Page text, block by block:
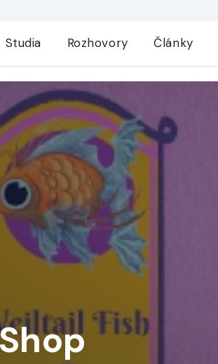
Studia Rozhovory Články